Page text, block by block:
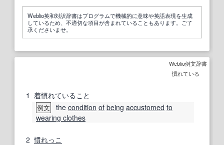
Weblio英和対訳辞書はプログラムで機械的に意味や英語表現を生成
しているため、不適切な項目が含まれていることもあります。ご了
承くださいませ。
Weblio例文辞書
慣れている
1 着慣れていること
例文 the condition of being accustomed to
wearing clothes
2 慣れっこ